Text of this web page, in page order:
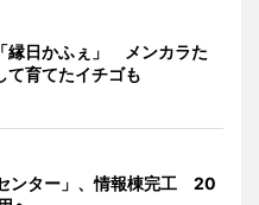
縁日かふぇ」 メンカラた
て育てたイチゴも
ンター」、情報棟完工 20